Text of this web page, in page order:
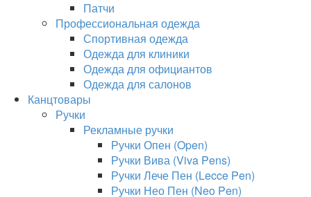
Патчи
Профессиональная одежда
Спортивная одежда
Одежда для клиники
Одежда для официантов
Одежда для салонов
Канцтовары
Ручки
Рекламные ручки
Ручки Опен (Open)
Ручки Вива (Viva Pens)
Ручки Лече Пен (Lecce Pen)
Ручки Нео Пен (Neo Pen)